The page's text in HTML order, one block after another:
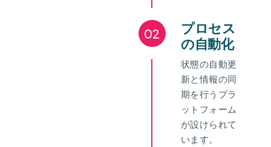
02
プロセス
の自動化
状態の自動更
新と情報の同
期を行うプラ
ットフォーム
が設けられて
います。